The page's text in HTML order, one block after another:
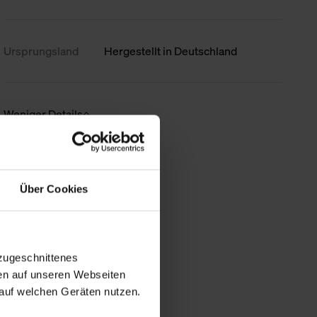
Über Cookies
auf unseren Webseiten
welchen Geräten nutzen.
Ursprungsland Hergestellt in Deutschland
Weniger Details